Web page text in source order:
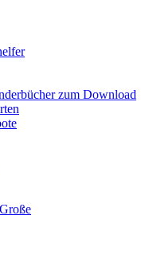
zum Download